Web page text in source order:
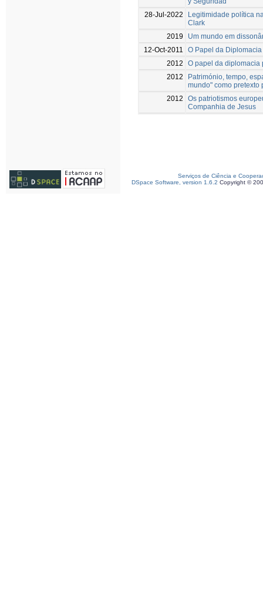
28-Jul-2022
Legitimidade política
Clark
2019
Um mundo em
12-Oct-2011
O Papel da
2012
O papel da diplomacia
2012
Património, tempo,
mundo" como pretexto
2012
Os patriotismos
Companhia de Jesus
Serviços de Ciência e
DSpace Software, version 1.6.2 Copyright ©